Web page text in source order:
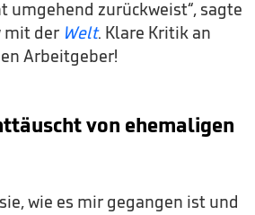
umgehend zurückweist“, sagte
mit der Welt. Klare Kritik an
Arbeitgeber!
von ehemaligen
wie es mir gegangen ist und